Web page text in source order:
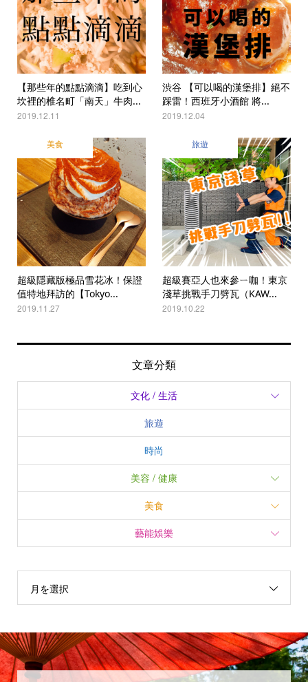
【那些年的點點滴滴】吃到心
坎裡的椎名町「南天」牛肉...
2019.12.11
渋谷 【可以喝的漢堡排】絕不
踩雷！西班牙小酒館 將...
2019.12.04
美食
超級隱藏版極品雪花冰！保證
值特地拜訪的【Tokyo...
2019.11.27
旅遊
超級賽亞人也來參ㄧ咖！東京
淺草挑戰手刀劈瓦（KAW...
2019.10.22
文章分類
文化 / 生活
旅遊
時尚
美容 / 健康
美食
藝能娛樂
月を選択